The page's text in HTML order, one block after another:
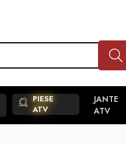
PIESE
ATV
JANTE
ATV